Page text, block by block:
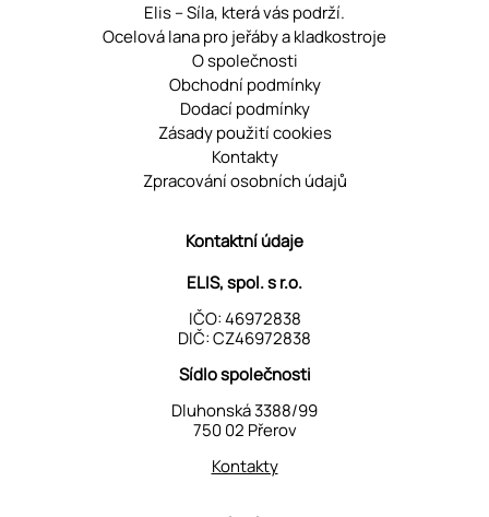
Elis – Síla, která vás podrží.
Ocelová lana pro jeřáby a kladkostroje
O společnosti
Obchodní podmínky
Dodací podmínky
Zásady použití cookies
Kontakty
Zpracování osobních údajů
Kontaktní údaje
ELIS, spol. s r.o.
IČO: 46972838
DIČ: CZ46972838
Sídlo společnosti
Dluhonská 3388/99
750 02 Přerov
Kontakty